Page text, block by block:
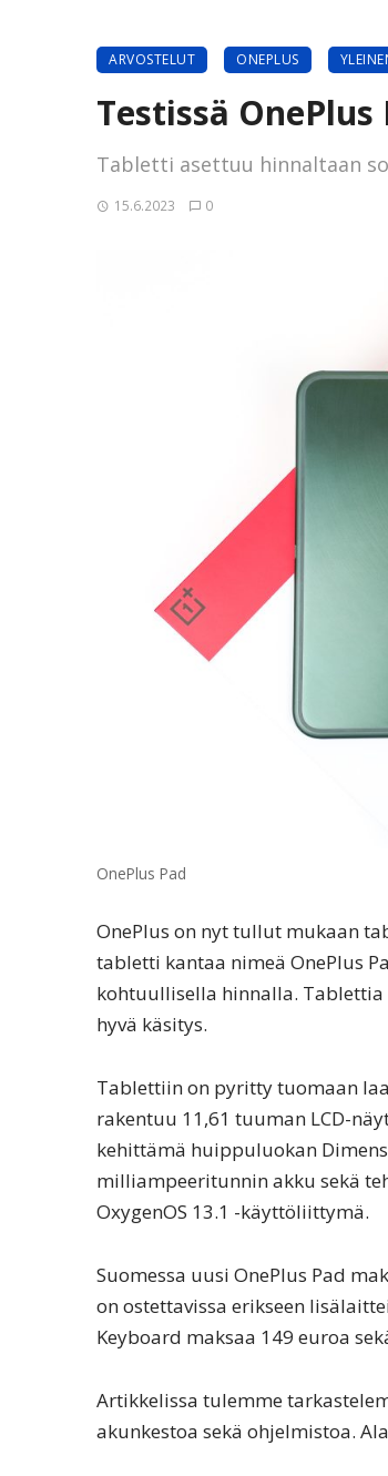
ARVOSTELUT ONEPLUS
Testissä
Tabletti asettuu hinnaltaan
15.6.2023 0
OnePlus Pad
OnePlus on nyt tullut mukaan
tabletti kantaa nimeä OnePlus
kohtuullisella hinnalla.
hyvä käsitys.
Tablettiin on pyritty tuomaan
rakentuu 11,61 tuuman LCD-
kehittämä huippuluokan
milliampeeritunnin akku sekä
OxygenOS 13.1 -käyttöliittymä.
Suomessa uusi OnePlus Pad
on ostettavissa erikseen
Keyboard maksaa 149 euroa
Artikkelissa tulemme
akunkestoa sekä ohjelmistoa.